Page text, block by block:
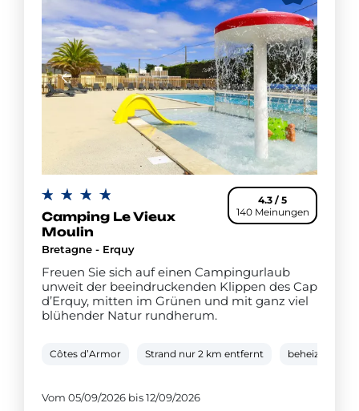
4.3 / 5
140 Meinungen
Camping Le Vieux
Moulin
Bretagne - Erquy
Freuen Sie sich auf einen Campingurlaub
unweit der beeindruckenden Klippen des Cap
d’Erquy, mitten im Grünen und mit ganz viel
blühender Natur rundherum.
Côtes d’Armor Strand nur 2 km entfernt beheizter
Vom 05/09/2026 bis 12/09/2026